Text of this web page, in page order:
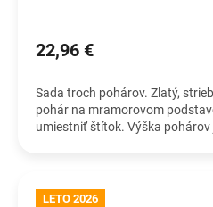
22,96 €
Sada troch pohárov. Zlatý,
pohár na mramorovom
umiestniť štítok. Výška pohárov
LETO 2026